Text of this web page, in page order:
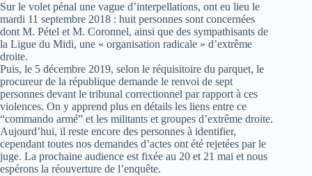
Sur le volet pénal une vague d’interpellations, ont eu lieu le
mardi 11 septembre 2018 : huit personnes sont concernées
dont M. Pétel et M. Coronnel, ainsi que des sympathisants de
la Ligue du Midi, une « organisation radicale » d’extrême
droite.
Puis, le 5 décembre 2019, selon le réquisitoire du parquet, le
procureur de la république demande le renvoi de sept
personnes devant le tribunal correctionnel par rapport à ces
violences. On y apprend plus en détails les liens entre ce
“commando armé” et les militants et groupes d’extrême droite.
Aujourd’hui, il reste encore des personnes à identifier,
cependant toutes nos demandes d’actes ont été rejetées par le
juge. La prochaine audience est fixée au 20 et 21 mai et nous
espérons la réouverture de l’enquête.